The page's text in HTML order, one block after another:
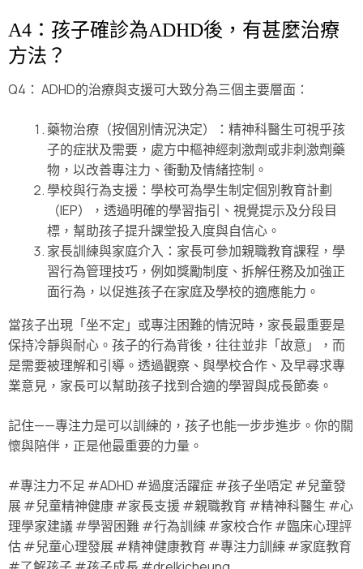
A4：孩子確診為ADHD後，有甚麼治療
方法？
Q4： ADHD的治療與支援可大致分為三個主要層面：
藥物治療（按個別情況決定）：精神科醫生可視乎孩
子的症狀及需要，處方中樞神經刺激劑或非刺激劑藥
物，以改善專注力、衝動及情緒控制。
學校與行為支援：學校可為學生制定個別教育計劃
（IEP），透過明確的學習指引、視覺提示及分段目
標，幫助孩子提升課堂投入度與自信心。
家長訓練與家庭介入：家長可參加親職教育課程，學
習行為管理技巧，例如獎勵制度、拆解任務及加強正
面行為，以促進孩子在家庭及學校的適應能力。
當孩子出現「坐不定」或專注困難的情況時，家長最重要是
保持冷靜與耐心。孩子的行為背後，往往並非「故意」，而
是需要被理解和引導。透過觀察、與學校合作、及早尋求專
業意見，家長可以幫助孩子找到合適的學習與成長節奏。
記住——專注力是可以訓練的，孩子也能一步步進步。你的關
懷與陪伴，正是他最重要的力量。
#專注力不足 #ADHD #過度活躍症 #孩子坐唔定 #兒童發
展 #兒童精神健康 #家長支援 #親職教育 #精神科醫生 #心
理學家建議 #學習困難 #行為訓練 #家校合作 #臨床心理評
估 #兒童心理發展 #精神健康教育 #專注力訓練 #家庭教育